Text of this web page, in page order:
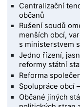
Centralizační
občanů
Rušení soudů
menších obcí,
s ministerstvem
Jedno řízení,
reformy státní
Reforma
Spolupráce obcí
Občané jiných